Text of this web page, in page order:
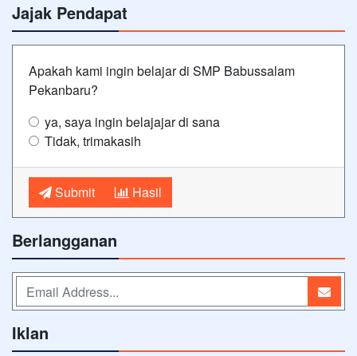
Jajak Pendapat
Apakah kami ingin belajar di SMP Babussalam
Pekanbaru?
ya, saya ingin belajajar di sana
Tidak, trimakasih
Submit Hasil
Berlangganan
Iklan